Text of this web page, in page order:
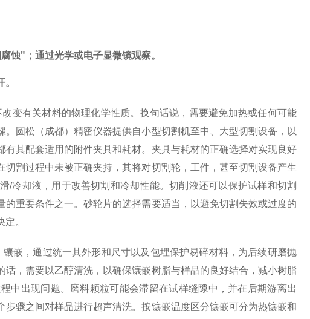
蚀" ；通过光学或电子显微镜观察。
变有关材料的物理化学性质。换句话说，需要避免加热或任何可能
。圆松（成都）精密仪器提供自小型切割机至中、大型切割设备，以
其配套适用的附件夹具和耗材。夹具与耗材的正确选择对实现良好
割过程中未被正确夹持，其将对切割轮，工件，甚至切割设备产生
/冷却液，用于改善切割和冷却性能。切削液还可以保护试样和切割
重要条件之一。砂轮片的选择需要适当，以避免切割失效或过度的
。
嵌，通过统一其外形和尺寸以及包埋保护易碎材料，为后续研磨抛
，需要以乙醇清洗，以确保镶嵌树脂与样品的良好结合，减小树脂
中出现问题。磨料颗粒可能会滞留在试样缝隙中，并在后期游离出
骤之间对样品进行超声清洗。按镶嵌温度区分镶嵌可分为热镶嵌和